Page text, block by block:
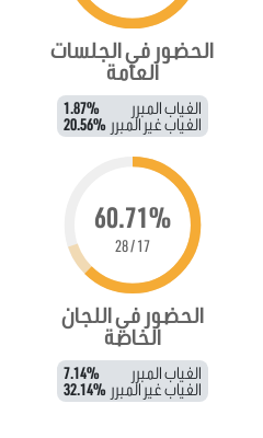
الحضور في الجلسات
العامة
الغياب المبرر 1.87%
الغياب غير المبرر 20.56%
60.71%
17 / 28
الحضور في اللجان
الخاصة
الغياب المبرر 7.14%
الغياب غير المبرر 32.14%